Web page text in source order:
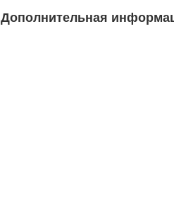
Дополнительная